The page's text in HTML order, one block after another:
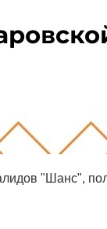
"Шанс",